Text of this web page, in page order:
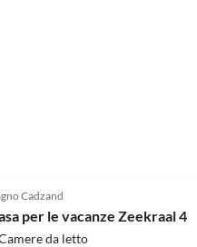
Cadzand
per le vacanze Zeekraal 4
da letto